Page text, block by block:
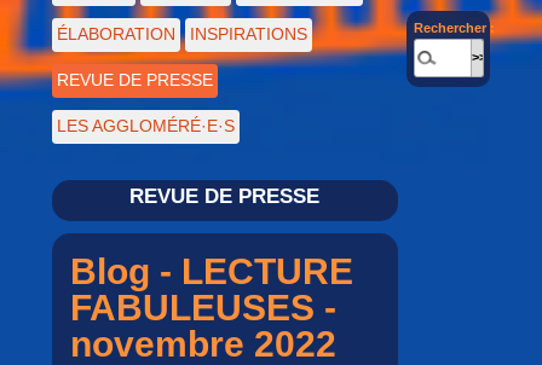
ÉLABORATION INSPIRATIONS
REVUE DE PRESSE
LES AGGLOMÉRÉ·E·S
Rechercher :
REVUE DE PRESSE
Blog - LECTURE
FABULEUSES -
novembre 2022